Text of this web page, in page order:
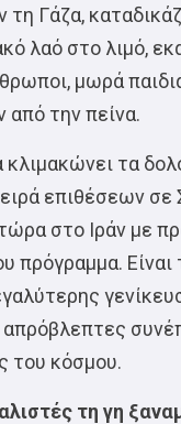
τη Γάζα,
λαό στο λιμό,
μωρά
από την πείνα.
κλιμακώνει τα
επιθέσεων σε
στο Ιράν με
πρόγραμμα. Είναι
του κόσμου.
τη γη